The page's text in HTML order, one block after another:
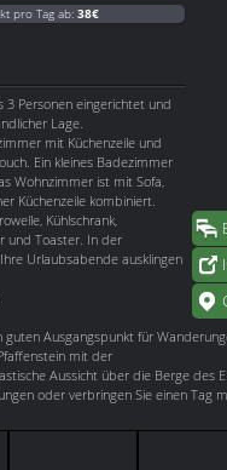
pro Tag ab: 38€
3 Personen eingerichtet und
Lage.
mit Küchenzeile und
Ein kleines Badezimmer
Wohnzimmer ist mit Sofa,
Küchenzeile kombiniert.
Kühlschrank,
und Toaster. In der
Urlaubsabende ausklingen
Ausgangspunkt für
mit der
Aussicht über die Berge des
oder verbringen Sie einen